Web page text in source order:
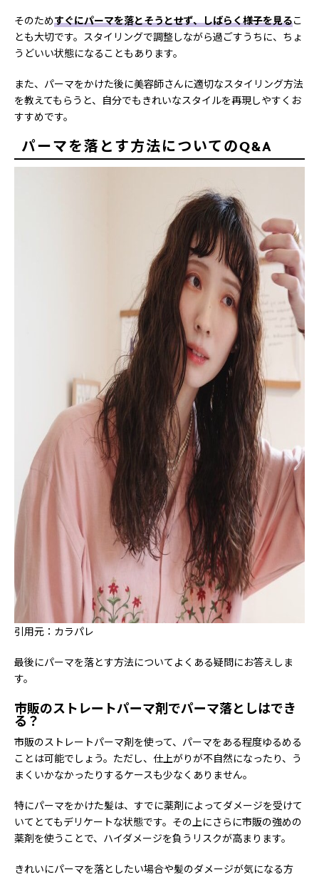
そのためすぐにパーマを落とそうとせず、しばらく様子を見るこ
とも大切です。スタイリングで調整しながら過ごすうちに、ちょ
うどいい状態になることもあります。
また、パーマをかけた後に美容師さんに適切なスタイリング方法
を教えてもらうと、自分でもきれいなスタイルを再現しやすくお
すすめです。
パーマを落とす方法についてのQ&A
引用元：カラパレ
最後にパーマを落とす方法についてよくある疑問にお答えしま
す。
市販のストレートパーマ剤でパーマ落としはでき
る？
市販のストレートパーマ剤を使って、パーマをある程度ゆるめる
ことは可能でしょう。ただし、仕上がりが不自然になったり、う
まくいかなかったりするケースも少なくありません。
特にパーマをかけた髪は、すでに薬剤によってダメージを受けて
いてとてもデリケートな状態です。その上にさらに市販の強めの
薬剤を使うことで、ハイダメージを負うリスクが高まります。
きれいにパーマを落としたい場合や髪のダメージが気になる方